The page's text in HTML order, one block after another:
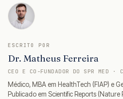
ESCRITO POR
Dr. Matheus Ferreira
CEO E CO-FUNDADOR DO SPR MED ·
Médico, MBA em HealthTech (FIAP) e
Publicado em Scientific Reports